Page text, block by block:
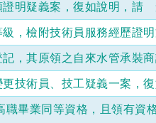
明疑義案，復如說明，請
，檢附技術員服務經歷證
，其原領之自來水管承裝
技術員、技工疑義一案，
畢業同等資格，且領有
力、
停
業
超
過
二
年、
受
停